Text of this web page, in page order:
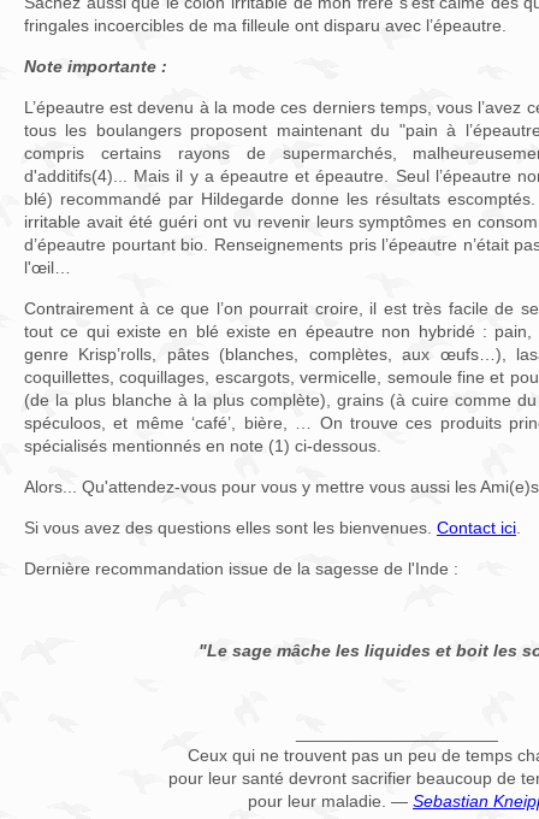
fringales incoercibles de ma filleule ont disparu avec l’épeautre.
Note importante :
L’épeautre est devenu à la mode ces derniers temps, vous l’avez
tous les boulangers proposent maintenant du "pain à
compris certains rayons de supermarchés,
d'additifs(4)... Mais il y a épeautre et épeautre. Seul l’épeautre
blé) recommandé par Hildegarde donne les résultats
irritable avait été guéri ont vu revenir leurs symptômes en
d’épeautre pourtant bio. Renseignements pris l’épeautre n’était
l'œil…
Contrairement à ce que l’on pourrait croire, il est très facile de
tout ce qui existe en blé existe en épeautre non hybridé : pain,
genre Krisp’rolls, pâtes (blanches, complètes, aux œufs…),
coquillettes, coquillages, escargots, vermicelle, semoule fine et
(de la plus blanche à la plus complète), grains (à cuire comme
spéculoos, et même ‘café’, bière, … On trouve ces produits
spécialisés mentionnés en note (1) ci-dessous.
Alors... Qu'attendez-vous pour vous y mettre vous aussi les
Si vous avez des questions elles sont les bienvenues. Contact ici
Dernière recommandation issue de la sagesse de l'Inde :
"Le sage mâche les liquides et boit les
Ceux qui ne trouvent pas un peu de temps
pour leur santé devront sacrifier beaucoup de
pour leur maladie. — Sebastian